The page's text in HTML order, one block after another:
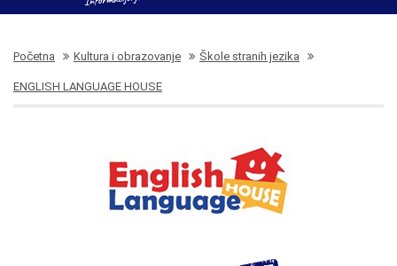
Početna Kultura i obrazovanje Škole stranih jezika
ENGLISH LANGUAGE HOUSE